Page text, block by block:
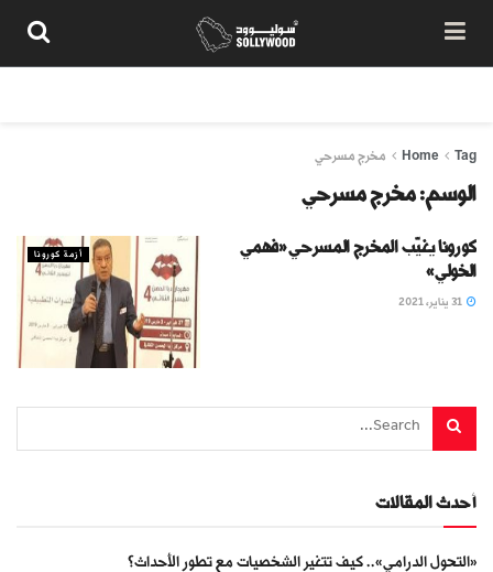
Home Tag مخرج مسرحي
الوسم:مخرج مسرحي
أزمة كورونا
كورونا يغيّب المخرج المسرحي «فهمي
الخولي»
أحدث المقالات
«التحول الدرامي».. كيف تتغير الشخصيات مع تطور الأحداث؟